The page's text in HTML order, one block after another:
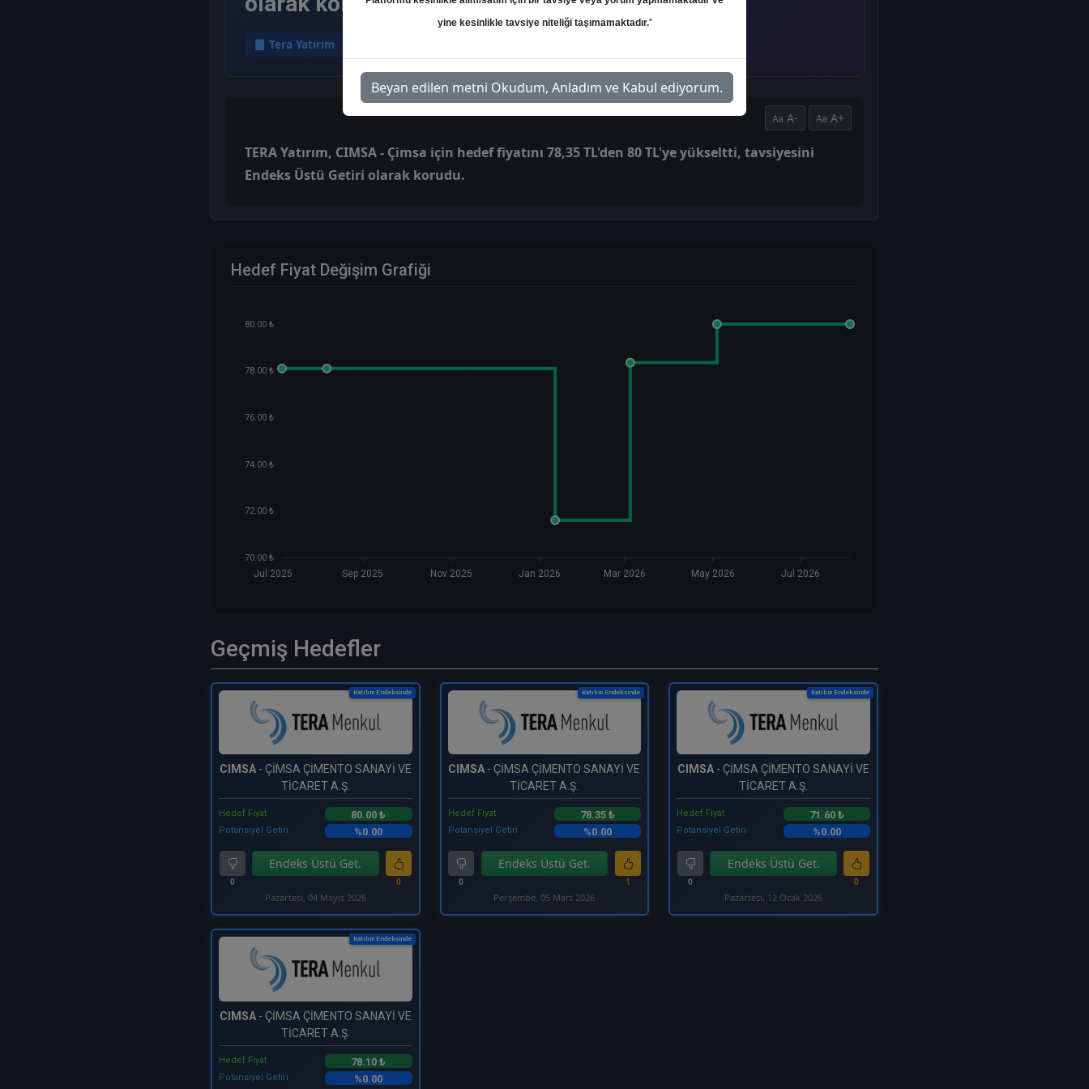
Tera Yatırım
A- A+
TERA Yatırım, CIMSA - Çimsa için hedef fiyatını 78,35 TL'den 80 TL'ye yükseltti, tavsiyesini
Endeks Üstü Getiri olarak korudu.
Hedef Fiyat Değişim Grafiği
80.00 ₺
78.00 ₺
76.00 ₺
74.00 ₺
72.00 ₺
70.00 ₺
Jul 2025 Sep 2025 Nov 2025 Jan 2026 Mar 2026 May 2026 Jul 2026
Geçmiş Hedefler
Katılım Endeksinde
CIMSA- ÇİMSA ÇİMENTO SANAYİ VE
TİCARET A.Ş.
Hedef Fiyat 80.00 ₺
Potansiyel Getiri %0.00
0
Endeks Üstü Get.
0
Pazartesi, 04 Mayıs 2026
Katılım Endeksinde
CIMSA - ÇİMSA ÇİMENTO SANAYİ VE
TİCARET A.Ş.
Hedef Fiyat 78.35 ₺
Potansiyel Getiri %0.00
0
Endeks Üstü Get.
1
Perşembe, 05 Mart 2026
Katılım Endeksinde
CIMSA - ÇİMSA ÇİMENTO SANAYİ VE
TİCARET A.Ş.
Hedef Fiyat 71.60 ₺
Potansiyel Getiri %0.00
0
Endeks Üstü Get.
0
Pazartesi, 12 Ocak 2026
Katılım Endeksinde
CIMSA- ÇİMSA ÇİMENTO SANAYİ VE
TİCARET A.Ş.
Hedef Fiyat 78.10 ₺
Potansiyel Getiri %0.00
yine kesinlikle tavsiye niteliği taşımamaktadır."
Beyan edilen metni Okudum, Anladım ve Kabul ediyorum.